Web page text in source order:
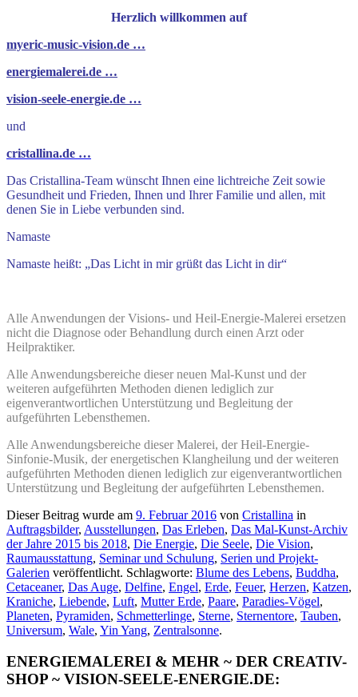
Herzlich willkommen auf
myeric-music-vision.de …
energiemalerei.de …
vision-seele-energie.de …
und
cristallina.de …
Das Cristallina-Team wünscht Ihnen eine lichtreiche Zeit sowie
Gesundheit und Frieden, Ihnen und Ihrer Familie und allen, mit
denen Sie in Liebe verbunden sind.
Namaste
Namaste heißt: „Das Licht in mir grüßt das Licht in dir“
Alle Anwendungen der Visions- und Heil-Energie-Malerei ersetzen
nicht die Diagnose oder Behandlung durch einen Arzt oder
Heilpraktiker.
Alle Anwendungsbereiche dieser neuen Mal-Kunst und der
weiteren aufgeführten Methoden dienen lediglich zur
eigenverantwortlichen Unterstützung und Begleitung der
aufgeführten Lebensthemen.
Alle Anwendungsbereiche dieser Malerei, der Heil-Energie-
Sinfonie-Musik, der energetischen Klangheilung und der weiteren
aufgeführten Methoden dienen lediglich zur eigenverantwortlichen
Unterstützung und Begleitung der aufgeführten Lebensthemen.
Dieser Beitrag wurde am 9. Februar 2016 von Cristallina in
Auftragsbilder, Ausstellungen, Das Erleben, Das Mal-Kunst-Archiv
der Jahre 2015 bis 2018, Die Energie, Die Seele, Die Vision,
Raumausstattung, Seminar und Schulung, Serien und Projekt-
Galerien veröffentlicht. Schlagworte: Blume des Lebens, Buddha,
Cetaceaner, Das Auge, Delfine, Engel, Erde, Feuer, Herzen, Katzen,
Kraniche, Liebende, Luft, Mutter Erde, Paare, Paradies-Vögel,
Planeten, Pyramiden, Schmetterlinge, Sterne, Sternentore, Tauben,
Universum, Wale, Yin Yang, Zentralsonne.
ENERGIEMALEREI & MEHR ~ DER CREATIV-
SHOP ~ VISION-SEELE-ENERGIE.DE: